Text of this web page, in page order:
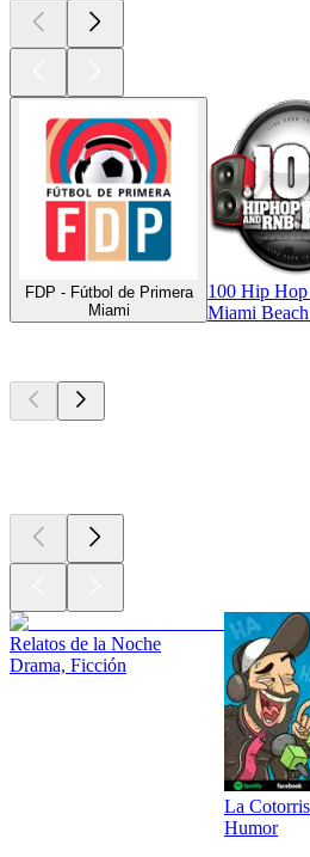
FDP - Fútbol de Primera
Miami
100 Hip
Miami
Relatos de la Noche
Drama, Ficción
La
Humor